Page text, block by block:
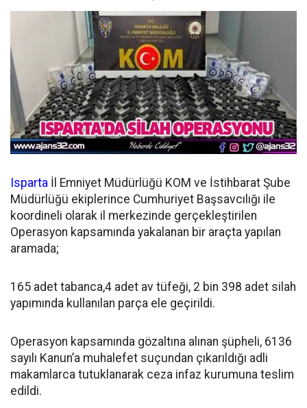
Isparta İl Emniyet Müdürlüğü KOM ve İstihbarat Şube
Müdürlüğü ekiplerince Cumhuriyet Başsavcılığı ile
koordineli olarak il merkezinde gerçekleştirilen
Operasyon kapsamında yakalanan bir araçta yapılan
aramada;
165 adet tabanca,4 adet av tüfeği, 2 bin 398 adet silah
yapımında kullanılan parça ele geçirildi.
Operasyon kapsamında gözaltına alınan şüpheli, 6136
sayılı Kanun’a muhalefet suçundan çıkarıldığı adli
makamlarca tutuklanarak ceza infaz kurumuna teslim
edildi.